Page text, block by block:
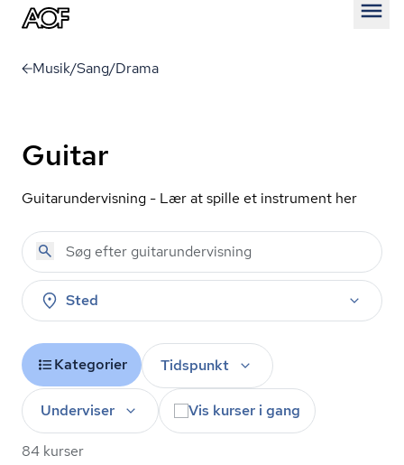
Musik/Sang/Drama
Guitar
Gu­i­tarun­der­vis­ning - Lær at spille et instrument her
Sted
Kategorier Tidspunkt
Underviser Vis kurser i gang
84 kurser